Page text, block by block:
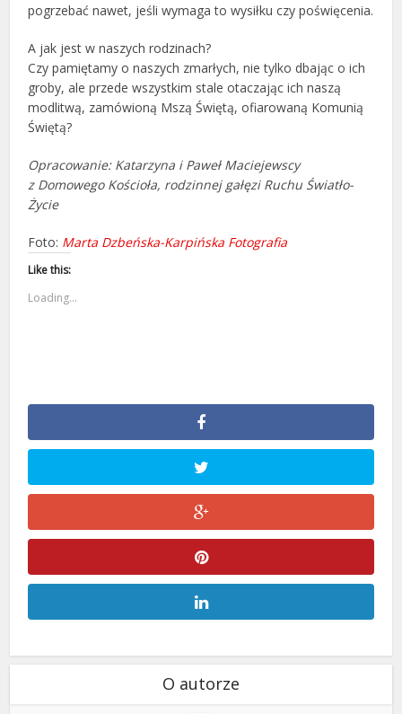
pogrzebać nawet, jeśli wymaga to wysiłku czy poświęcenia.
A jak jest w naszych rodzinach?
Czy pamiętamy o naszych zmarłych, nie tylko dbając o ich
groby, ale przede wszystkim stale otaczając ich naszą
modlitwą, zamówioną Mszą Świętą, ofiarowaną Komunią
Świętą?
Opracowanie: Katarzyna i Paweł Maciejewscy
z Domowego Kościoła, rodzinnej gałęzi Ruchu Światło-
Życie
Foto: Marta Dzbeńska-Karpińska Fotografia
Like this:
Loading...
O autorze